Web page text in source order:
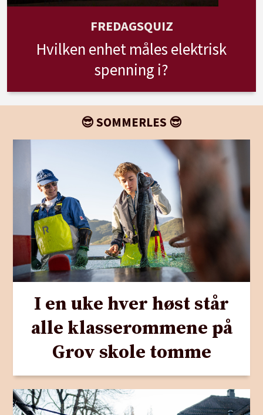
FREDAGSQUIZ
Hvilken enhet måles elektrisk
spenning i?
😎 SOMMERLES 😎
I en uke hver høst står
alle klasserommene på
Grov skole tomme